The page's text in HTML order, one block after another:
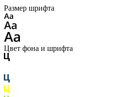
Размер шрифта
Цвет фона и шрифта